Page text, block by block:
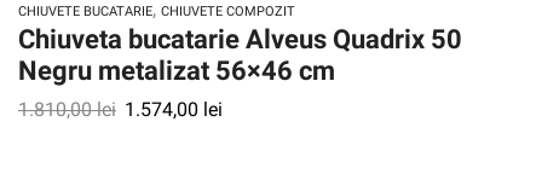
CHIUVETE BUCATARIE, CHIUVETE COMPOZIT
Chiuveta bucatarie Alveus Quadrix 50
Negru metalizat 56×46 cm
1.810,00lei 1.574,00 lei